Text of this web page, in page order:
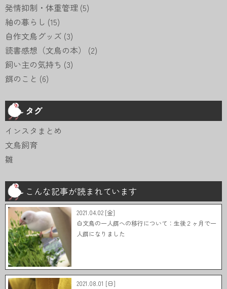
発情抑制・体重管理 (5)
紬の暮らし (15)
自作文鳥グッズ (3)
読書感想（文鳥の本）
(2)
飼い主の気持ち (3)
餌のこと (6)
タグ
インスタまとめ
文鳥飼育
雛
こんな記事が読まれています
2021.04.02 [金]
白文鳥の一人餌への移行について：生後２ヶ月で一
人餌になりました
2021.08.01 [日]